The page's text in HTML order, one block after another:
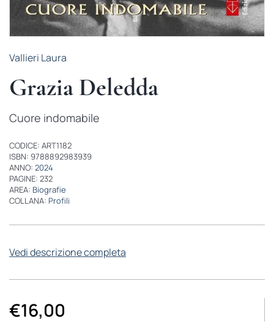
Vallieri Laura
Grazia Deledda
Cuore indomabile
CODICE: ART1182
ISBN: 9788892983939
ANNO: 2024
PAGINE: 232
AREA: Biografie
COLLANA: Profili
Vedi descrizione completa
€16,00